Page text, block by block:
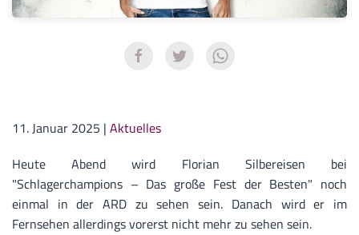
11. Januar 2025 | Aktuelles
Heute Abend wird Florian Silbereisen bei
"Schlagerchampions – Das große Fest der Besten" noch
einmal in der ARD zu sehen sein. Danach wird er im
Fernsehen allerdings vorerst nicht mehr zu sehen sein.